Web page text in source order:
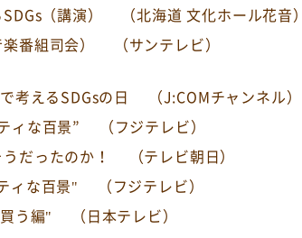
（講演） （北海道 文化ホール花音）
番組司会） （サンテレビ）
考えるSDGsの日 （J:COMチャンネル）
ィな百景” （フジテレビ）
だったのか！ （テレビ朝日）
ィな百景" （フジテレビ）
う編" （日本テレビ）